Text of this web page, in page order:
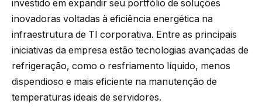
investido em expandir seu portfólio de soluções
inovadoras voltadas à eficiência energética na
infraestrutura de TI corporativa. Entre as principais
iniciativas da empresa estão tecnologias avançadas de
refrigeração, como o resfriamento líquido, menos
dispendioso e mais eficiente na manutenção de
temperaturas ideais de servidores.